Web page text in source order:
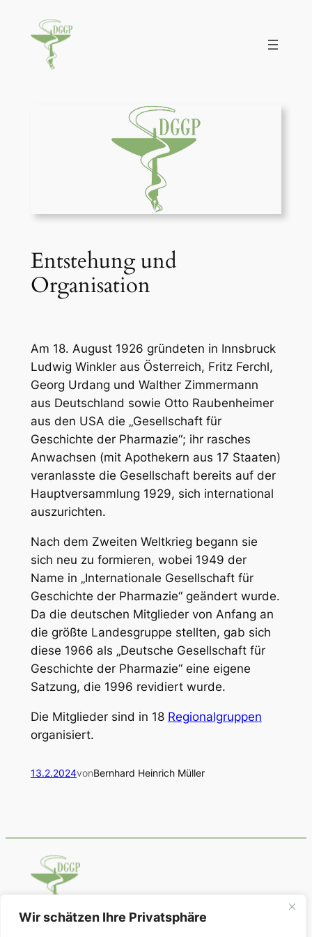
Wir schätzen Ihre Privatsphäre
Inhalt
springen
Entstehung und
Organisation
Am 18. August 1926 gründeten in Innsbruck
Ludwig Winkler aus Österreich, Fritz Ferchl,
Georg Urdang und Walther Zimmermann
aus Deutschland sowie Otto Raubenheimer
aus den USA die „Gesellschaft für
Geschichte der Pharmazie“; ihr rasches
Anwachsen (mit Apothekern aus 17 Staaten)
veranlasste die Gesellschaft bereits auf der
Hauptversammlung 1929, sich international
auszurichten.
Nach dem Zweiten Weltkrieg begann sie
sich neu zu formieren, wobei 1949 der
Name in „Internationale Gesellschaft für
Geschichte der Pharmazie“ geändert wurde.
Da die deutschen Mitglieder von Anfang an
die größte Landesgruppe stellten, gab sich
diese 1966 als „Deutsche Gesellschaft für
Geschichte der Pharmazie“ eine eigene
Satzung, die 1996 revidiert wurde.
Die Mitglieder sind in 18 Regionalgruppen
organisiert.
13.2.2024vonBernhard Heinrich Müller